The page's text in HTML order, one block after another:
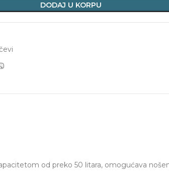
DODAJ U KORPU
od preko 50 litara, omogućava